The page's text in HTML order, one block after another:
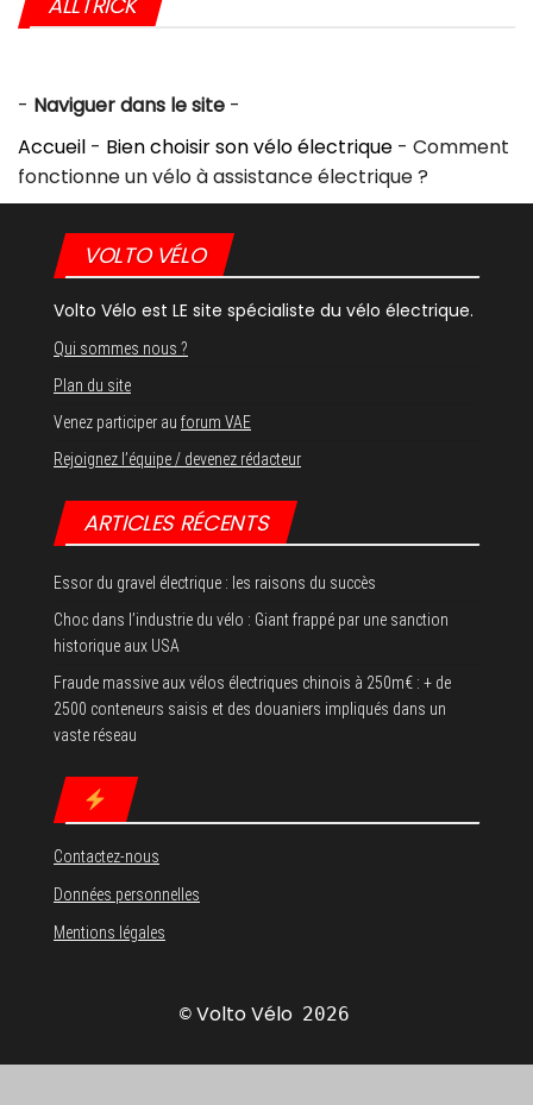
- Naviguer dans le site -
Accueil - Bien choisir son vélo électrique - Comment
fonctionne un vélo à assistance électrique ?
VOLTO VÉLO
Volto Vélo est LE site spécialiste du vélo électrique.
Qui sommes nous ?
Plan du site
Venez participer au forum VAE
Rejoignez l’équipe / devenez rédacteur
ARTICLES RÉCENTS
Essor du gravel électrique : les raisons du succès
Choc dans l’industrie du vélo : Giant frappé par une sanction
historique aux USA
Fraude massive aux vélos électriques chinois à 250m€ : + de
2500 conteneurs saisis et des douaniers impliqués dans un
vaste réseau
Contactez-nous
Données personnelles
Mentions légales
©Volto Vélo 2026